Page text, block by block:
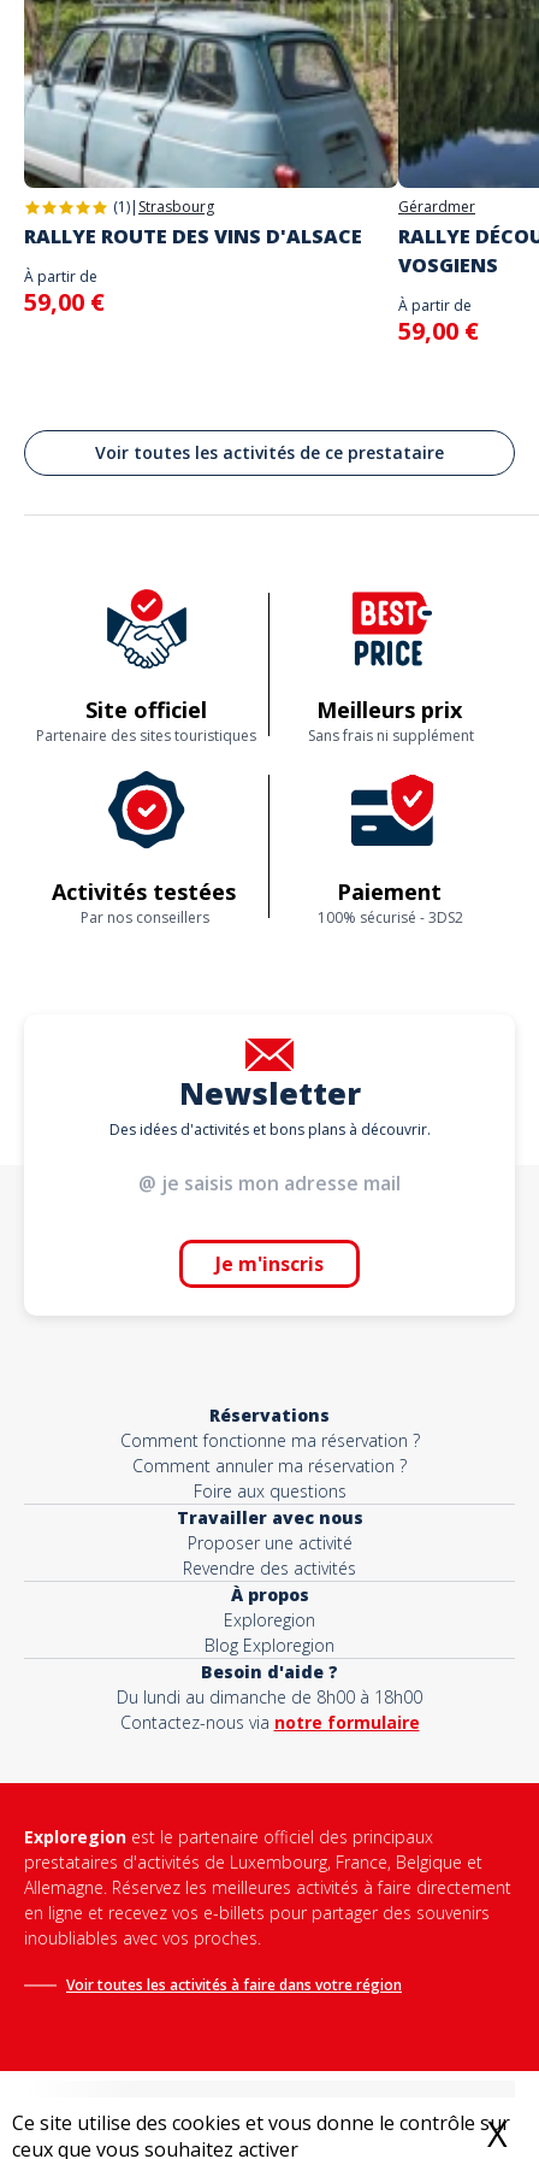
Ce site utilise des cookies et vous donne le contrôle sur
ceux que vous souhaitez activer
X
choix
Le lieu de départ sera précisé avec envoi des instructions de jeu
N'entrez les identifiants communiqués que lorsque vous serez sur place
et prêts à commencer le jeu car la partie commencera
Langues parlées
Anglais, Français
Adresse
Stand alone activity
Place de l’hôtel de Ville, Saint-Étienne, France
(1)| Strasbourg
RALLYE ROUTE DES VINS D'ALSACE
À partir de
59,00 €
Gérardmer
RALLYE
VOSGIENS
À partir de
59,00 €
Voir toutes les activités de ce prestataire
Site officiel
Partenaire des sites touristiques
Meilleurs prix
Sans frais ni supplément
Activités testées
Par nos conseillers
Paiement
100% sécurisé - 3DS2
Newsletter
Des idées d'activités et bons plans à découvrir.
Je m'inscris
Réservations
Comment fonctionne ma réservation ?
Comment annuler ma réservation ?
Foire aux questions
Travailler avec nous
Proposer une activité
Revendre des activités
À propos
Exploregion
Blog Exploregion
Besoin d'aide ?
Du lundi au dimanche de 8h00 à 18h00
Contactez-nous via notre formulaire
Exploregion est le partenaire officiel des principaux
prestataires d'activités de Luxembourg, France, Belgique et
Allemagne. Réservez les meilleures activités à faire directement
en ligne et recevez vos e-billets pour partager des souvenirs
inoubliables avec vos proches.
Voir toutes les activités à faire dans votre région
Conditions générales de vente-Politique de confidentialité-